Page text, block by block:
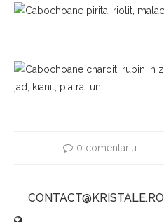
0 comentariu
CONTACT@KRISTALE.RO